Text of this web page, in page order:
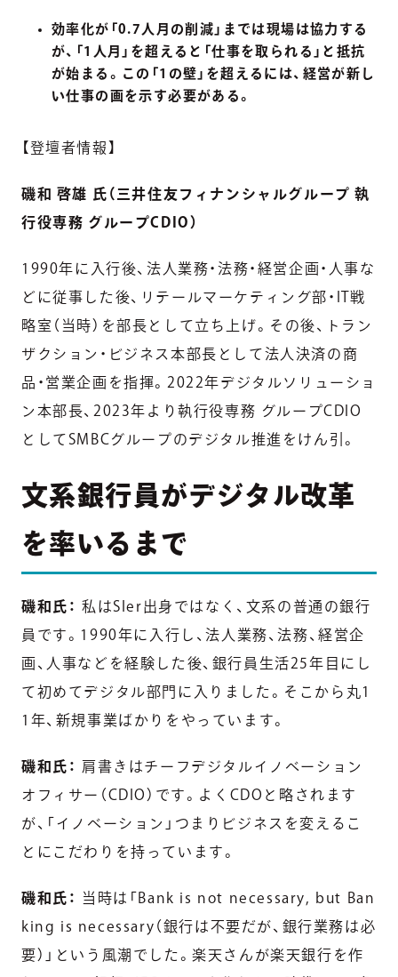
効率化が「0.7人月の削減」までは現場は協力する
が、「1人月」を超えると「仕事を取られる」と抵抗
が始まる。この「1の壁」を超えるには、経営が新し
い仕事の画を示す必要がある。
【登壇者情報】
磯和 啓雄 氏（三井住友フィナンシャルグループ 執
行役専務 グループCDIO）
1990年に入行後、法人業務・法務・経営企画・人事な
どに従事した後、リテールマーケティング部・IT戦
略室（当時）を部長として立ち上げ。その後、トラン
ザクション・ビジネス本部長として法人決済の商
品・営業企画を指揮。2022年デジタルソリューショ
ン本部長、2023年より執行役専務 グループCDIO
としてSMBCグループのデジタル推進をけん引。
文系銀行員がデジタル改革
を率いるまで
磯和氏： 私はSIer出身ではなく、文系の普通の銀行
員です。1990年に入行し、法人業務、法務、経営企
画、人事などを経験した後、銀行員生活25年目にし
て初めてデジタル部門に入りました。そこから丸1
1年、新規事業ばかりをやっています。
磯和氏：
肩書きはチーフデジタルイノベーション
オフィサー（CDIO）です。よくCDOと略されます
が、「イノベーション」つまりビジネスを変えるこ
とにこだわりを持っています。
磯和氏：
当時は「Bank is not necessary, but Ban
king is necessary（銀行は不要だが、銀行業務は必
要）」という風潮でした。楽天さんが楽天銀行を作